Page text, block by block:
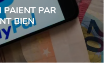
PAIENT PAR
BIEN